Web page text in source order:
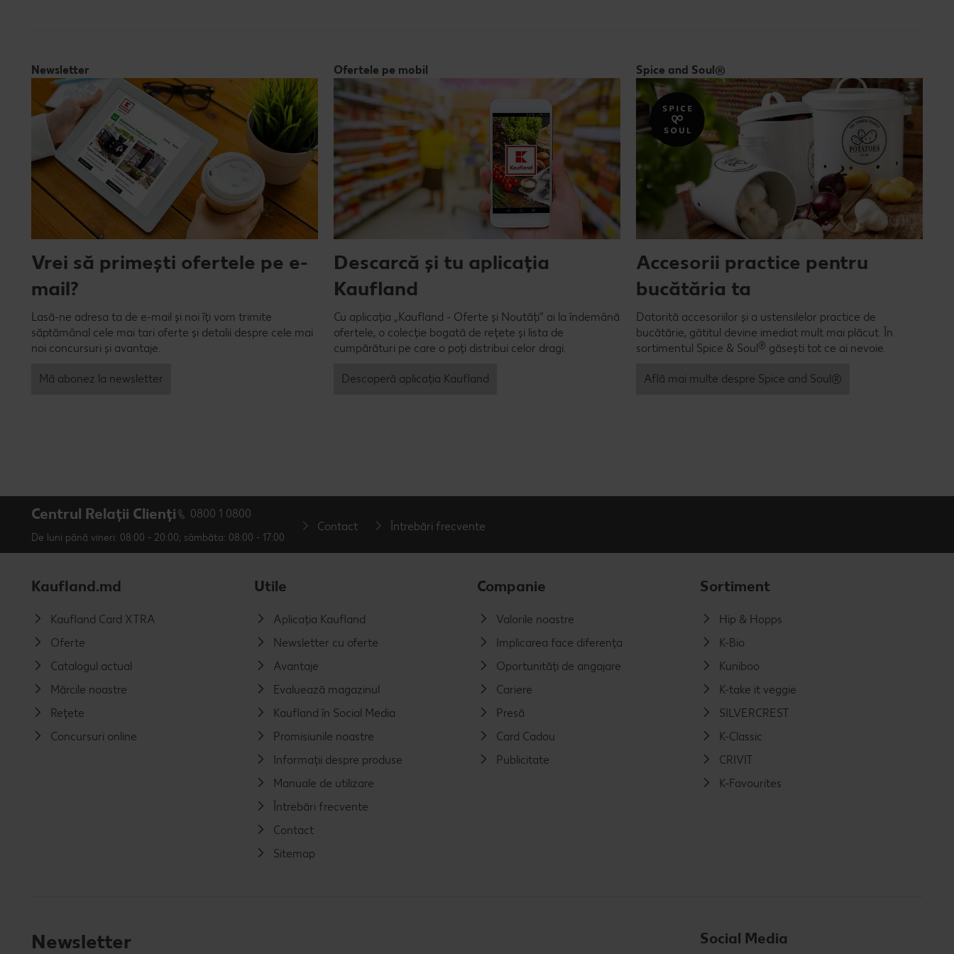
Newsletter
Vrei să primești ofertele pe e-
mail?
Lasă-ne adresa ta de e-mail și noi îți vom trimite
săptămânal cele mai tari oferte și detalii despre cele mai
noi concursuri și avantaje.
Mă abonez la newsletter
Ofertele pe mobil
Descarcă și tu aplicația
Kaufland
Cu aplicația „Kaufland - Oferte și Noutăți” ai la îndemână
ofertele, o colecție bogată de rețete și lista de
cumpărături pe care o poți distribui celor dragi.
Descoperă aplicația Kaufland
Spice and Soul®
Accesorii practice pentru
bucătăria ta
Datorită accesoriilor și a ustensilelor practice de
bucătărie, gătitul devine imediat mult mai plăcut. În
sortimentul Spice & Soul® găsești tot ce ai nevoie.
Află mai multe despre Spice and Soul®
Centrul Relații Clienți 0800 1 0800
De luni până vineri: 08:00 - 20:00; sâmbăta: 08:00 - 17:00
Contact Întrebări frecvente
Kaufland.md
Kaufland Card XTRA
Oferte
Catalogul actual
Mărcile noastre
Rețete
Concursuri online
Utile
Aplicația Kaufland
Newsletter cu oferte
Avantaje
Evaluează magazinul
Kaufland în Social Media
Promisiunile noastre
Informații despre produse
Manuale de utilizare
Întrebări frecvente
Contact
Sitemap
Companie
Valorile noastre
Implicarea face diferența
Oportunități de angajare
Cariere
Presă
Card Cadou
Publicitate
Sortiment
Hip & Hopps
K-Bio
Kuniboo
K-take it veggie
SILVERCREST
K-Classic
CRIVIT
K-Favourites
Newsletter Social Media